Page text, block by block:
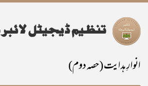
انوارِ ہدایت (حصہ دوم)